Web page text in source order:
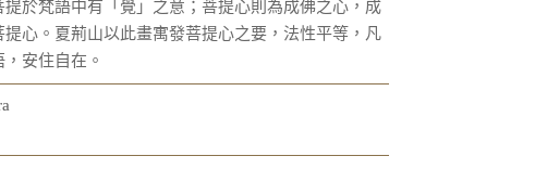
於梵語中有「覺」之意；菩提心則為成佛之心，成
心。夏荊山以此畫寓發菩提心之要，法性平等，凡
安住自在。